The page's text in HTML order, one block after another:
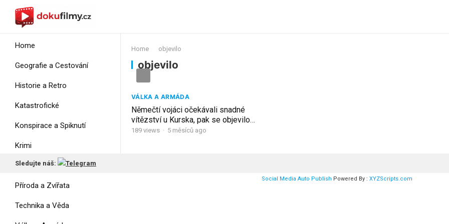
Home
Geografie a Cestování
Historie a Retro
Katastrofické
Konspirace a Spiknutí
Krimi
Myšlení
Příroda a Zvířata
Technika a Věda
Home objevilo
objevilo
VÁLKA A ARMÁDA
Němečtí vojáci očekávali snadné
vítězství u Kurska, pak se objevilo
3000 sovětských tanků
189 views · 5 měsíců ago
Sledujte náš:
Social Media Auto Publish Powered By : XYZScripts.com